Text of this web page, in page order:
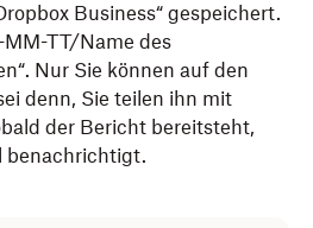
Business“ gespeichert.
MM-TT/Name des
Nur Sie können auf den
denn, Sie teilen ihn mit
der Bericht bereitsteht,
benachrichtigt.